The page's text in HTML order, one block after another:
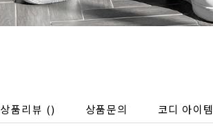
상품리뷰 () 상품문의 코디 아이템